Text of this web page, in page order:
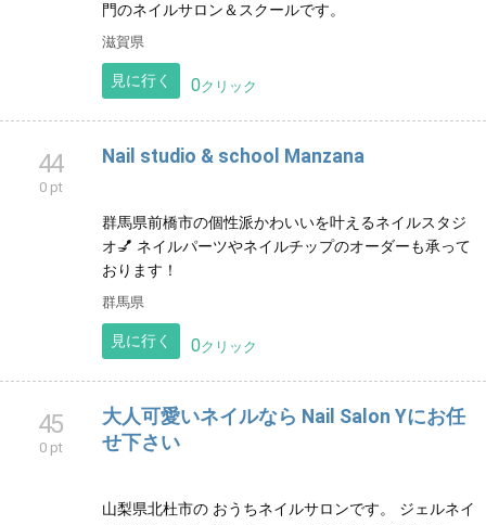
門のネイルサロン＆スクールです。
滋賀県
見に行く 0クリック
44
0 pt
Nail studio & school Manzana
群馬県前橋市の個性派かわいいを叶えるネイルスタジ
オ💅 ネイルパーツやネイルチップのオーダーも承って
おります！
群馬県
見に行く 0クリック
45
0 pt
大人可愛いネイルなら Nail Salon Yにお任
せ下さい
山梨県北杜市の おうちネイルサロンです。 ジェルネイ